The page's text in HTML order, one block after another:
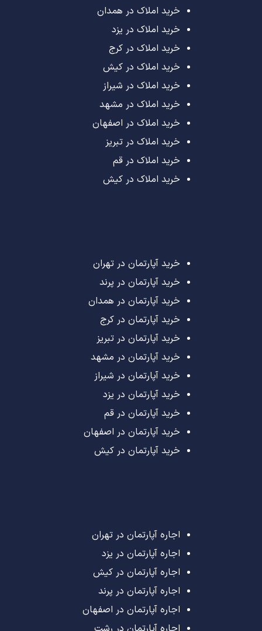
خرید املاک در همدان
خرید املاک در یزد
خرید املاک در کرج
خرید املاک در کیش
خرید املاک در شیراز
خرید املاک در مشهد
خرید املاک در اصفهان
خرید املاک در تبریز
خرید املاک در قم
خرید املاک در کیش
خرید آپارتمان در تهران
خرید آپارتمان در پرند
خرید آپارتمان در همدان
خرید آپارتمان در کرج
خرید آپارتمان در تبریز
خرید آپارتمان در مشهد
خرید آپارتمان در شیراز
خرید آپارتمان در یزد
خرید آپارتمان در قم
خرید آپارتمان در اصفهان
خرید آپارتمان در کیش
اجاره آپارتمان در تهران
اجاره آپارتمان در یزد
اجاره آپارتمان در کیش
اجاره آپارتمان در پرند
اجاره آپارتمان در اصفهان